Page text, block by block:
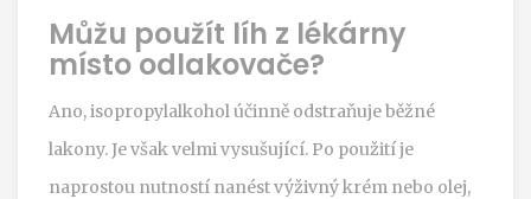
Můžu použít líh z lékárny
místo odlakovače?
Ano, isopropylalkohol účinně odstraňuje běžné
lakony. Je však velmi vysušující. Po použití je
naprostou nutností nanést výživný krém nebo olej,